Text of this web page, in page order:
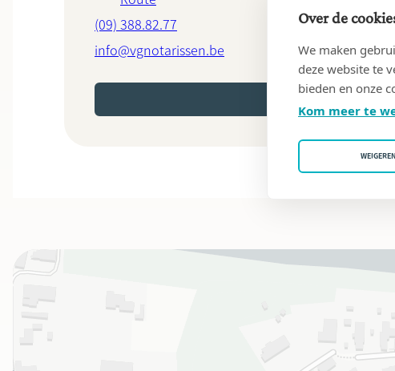
(09) 388.82.77
info@vgnotarissen.be
Over de
We maken
deze website te
bieden en onze
Kom meer te
WEIGEREN